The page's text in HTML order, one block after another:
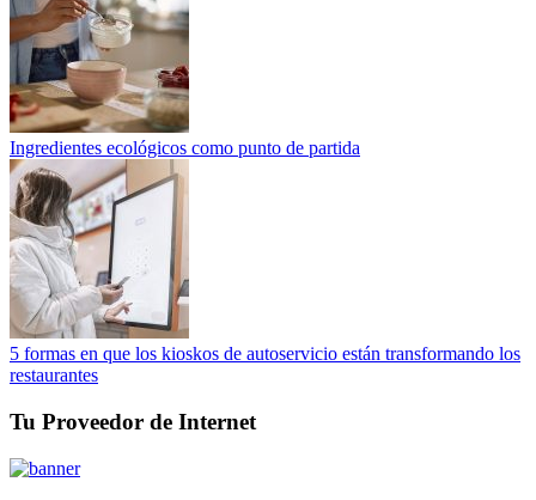
Ingredientes ecológicos como punto de partida
5 formas en que los kioskos de autoservicio están transformando los
restaurantes
Tu Proveedor de Internet